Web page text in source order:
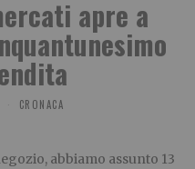
apre a
CRONACA
abbiamo assunto 13